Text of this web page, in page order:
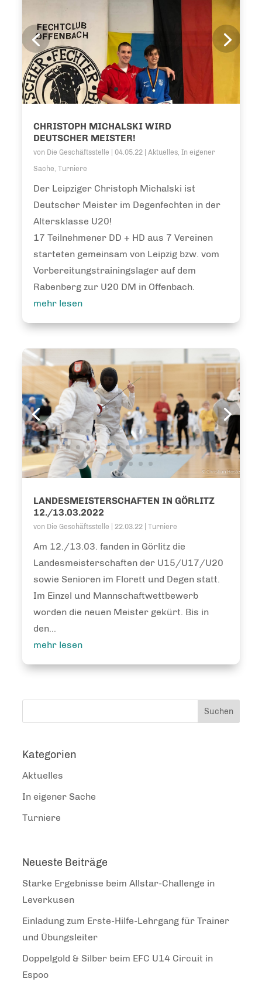
CHRISTOPH MICHALSKI WIRD
DEUTSCHER MEISTER!
von Die Geschäftsstelle 04.05.22 |Aktuelles,In eigener
Sache,Turniere
Der Leipziger Christoph Michalski ist
Deutscher Meister im Degenfechten in der
Altersklasse U20!
17 Teilnehmener DD + HD aus 7 Vereinen
starteten gemeinsam von Leipzig bzw. vom
Vorbereitungstrainingslager auf dem
Rabenberg zur U20 DM in Offenbach.
mehr lesen
LANDESMEISTERSCHAFTEN IN GÖRLITZ
12./13.03.2022
von Die Geschäftsstelle 22.03.22 |Turniere
Am 12./13.03. fanden in Görlitz die
Landesmeisterschaften der U15/U17/U20
sowie Senioren im Florett und Degen statt.
Im Einzel und Mannschaftwettbewerb
worden die neuen Meister gekürt. Bis in
den...
mehr lesen
Kategorien
Aktuelles
In eigener Sache
Turniere
Neueste Beiträge
Starke Ergebnisse beim Allstar-Challenge in
Leverkusen
Einladung zum Erste-Hilfe-Lehrgang für Trainer
und Übungsleiter
Doppelgold & Silber beim EFC U14 Circuit in
Espoo